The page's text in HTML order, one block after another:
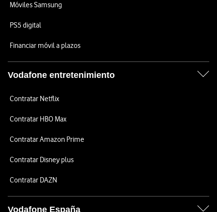
Móviles Samsung
PS5 digital
Financiar móvil a plazos
Vodafone entretenimiento
Contratar Netflix
Contratar HBO Max
Contratar Amazon Prime
Contratar Disney plus
Contratar DAZN
Vodafone España